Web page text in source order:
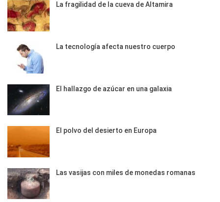
La fragilidad de la cueva de Altamira
La tecnología afecta nuestro cuerpo
El hallazgo de azúcar en una galaxia
El polvo del desierto en Europa
Las vasijas con miles de monedas romanas